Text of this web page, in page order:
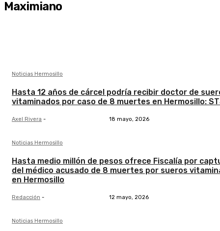
Maximiano
Noticias Hermosillo
Hasta 12 años de cárcel podría recibir doctor de
vitaminados por caso de 8 muertes en Hermosillo:
Axel Rivera - 18 mayo, 2026
Noticias Hermosillo
Hasta medio millón de pesos ofrece Fiscalía por
del médico acusado de 8 muertes por sueros
en Hermosillo
Redacción - 12 mayo, 2026
Noticias Hermosillo